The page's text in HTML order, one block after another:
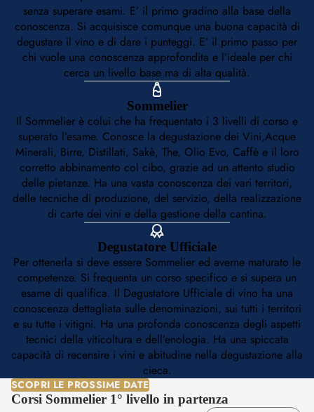
senza superare esami. E’ il primo gradino alla base della
conoscenza. Si acquisisce comunque una buona capacità di
degustare il vino e di dare i punteggi. E’ il primo passo per
chi vuole una conoscenza approfondita e l’ideale per chi
cerca un livello base ma di alta qualità.
Sommelier
Il Sommelier è colui che ha frequentato i 3 livelli di corso e
superato l’esame. Conosce la degustazione dei Vini,Acque
Minerali, Birre, Distillati, Sakè, The, Olio Evo, Caffè e il loro
corretto abbinamento col cibo, grazie ad un attento studio
delle pietanze. Ha una vasta conoscenza dei vari territori,
delle tecniche di produzione, del servizio, della realizzazione
di carte dei vini e della gestione della cantina.
Degustatore Ufficiale
Per ottenerla si deve essere Sommelier ed averne maturato le
competenze. Si frequenta un corso specifico e si supera un
esame di qualifica. Il Degustatore Ufficiale di vino ha una
conoscenza dettagliata sulle denominazioni, sui tutti i territori
e su tutte i vitigni. Ha una profonda conoscenza degli aspetti
tecnici della viticoltura e dell’enologia. Ha una spiccata
capacità di recensire i vini e abitudine nella degustazione alla
cieca.
SCOPRI LE PROSSIME DATE
Corsi Sommelier 1° livello in partenza